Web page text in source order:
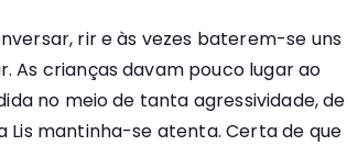
rir e às vezes baterem-se uns
As crianças davam pouco lugar ao
no meio de tanta agressividade, de
Lis mantinha-se atenta. Certa de que